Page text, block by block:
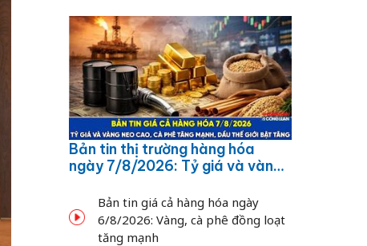
Bản tin thị trường hàng hóa
ngày 7/8/2026: Tỷ giá và vàng
dầu thế giới bật tăng
Bản tin giá cả hàng hóa ngày
6/8/2026: Vàng, cà phê đồng loạt
tăng mạnh